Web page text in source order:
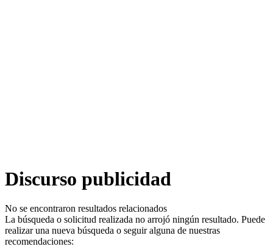
Discurso publicidad
No se encontraron resultados relacionados
La búsqueda o solicitud realizada no arrojó ningún resultado. Puede
realizar una nueva búsqueda o seguir alguna de nuestras
recomendaciones: